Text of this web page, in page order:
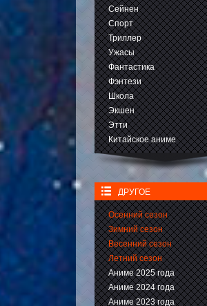
Сейнен
Спорт
Триллер
Ужасы
Фантастика
Фэнтези
Школа
Экшен
Этти
Китайское аниме
ДРУГОЕ
Осенний сезон
Зимний сезон
Весенний сезон
Летний сезон
Аниме 2025 года
Аниме 2024 года
Аниме 2023 года